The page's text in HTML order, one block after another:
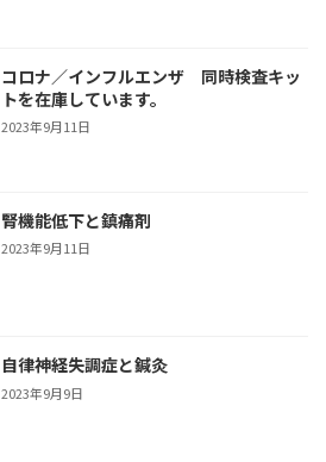
コロナ／インフルエンザ 同時検査キッ
トを在庫しています。
2023年9月11日
腎機能低下と鎮痛剤
2023年9月11日
自律神経失調症と鍼灸
2023年9月9日